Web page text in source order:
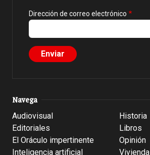
Dirección de correo electrónico
Navega
Audiovisual
Editoriales
El Oráculo impertinente
Inteligencia artificial
Historia
Libros
Opinión
Vivienda